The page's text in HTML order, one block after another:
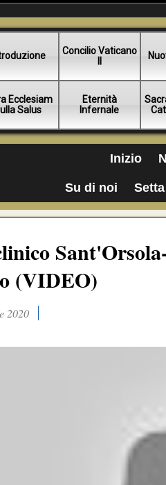
Concilio Vaticano
Ecclesiam
Salus
Eternità
Infernale
Inizio
Su di noi
(VIDEO)
2020